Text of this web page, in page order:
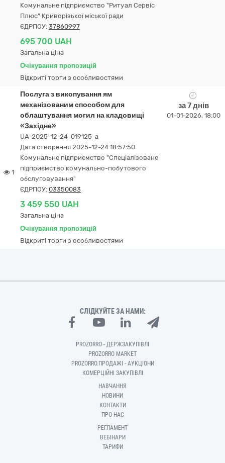
Комунальне підприємство "Ритуал Сервіс
Плюс" Криворізької міської ради
ЄДРПОУ: 37860997
695 700 UAH
Загальна ціна
Очікування пропозицій
Відкриті торги з особливостями
1
Послуга з викопування ям
механізованим способом для
облаштування могил на кладовищі
«Західне»
UA-2025-12-24-019125-a
Дата створення 2025-12-24 18:57:50
Комунальне підприємство "Спеціалізоване
підприємство комунально-побутового
обслуговування"
ЄДРПОУ: 03350083
3 459 550 UAH
Загальна ціна
Очікування пропозицій
Відкриті торги з особливостями
за 7 днів
01-01-2026, 18:00
СЛІДКУЙТЕ ЗА НАМИ:
PROZORRO - ДЕРЖЗАКУПІВЛІ
PROZORRO MARKET
PROZORRO.ПРОДАЖІ - АУКЦІОНИ
КОМЕРЦІЙНІ ЗАКУПІВЛІ
НАВЧАННЯ
НОВИНИ
КОНТАКТИ
ПРО НАС
РЕГЛАМЕНТ
ВЕБІНАРИ
ТАРИФИ